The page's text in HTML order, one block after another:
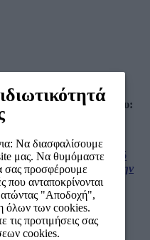
Να διασφαλίσουμε
μας. Να θυμόμαστε
σας προσφέρουμε
που ανταποκρίνονται
"Αποδοχή",
όλων των cookies.
τις προτιμήσεις σας
cookies.
W
Χαρακτηριστικά Ψυγείου:
2023 mm Εσωτερικές
900 lt
3,74kw/24h Εσωτερικός
Για να δείτε το τεχνικό
Για να επισκεφτείτε την
εδώ.